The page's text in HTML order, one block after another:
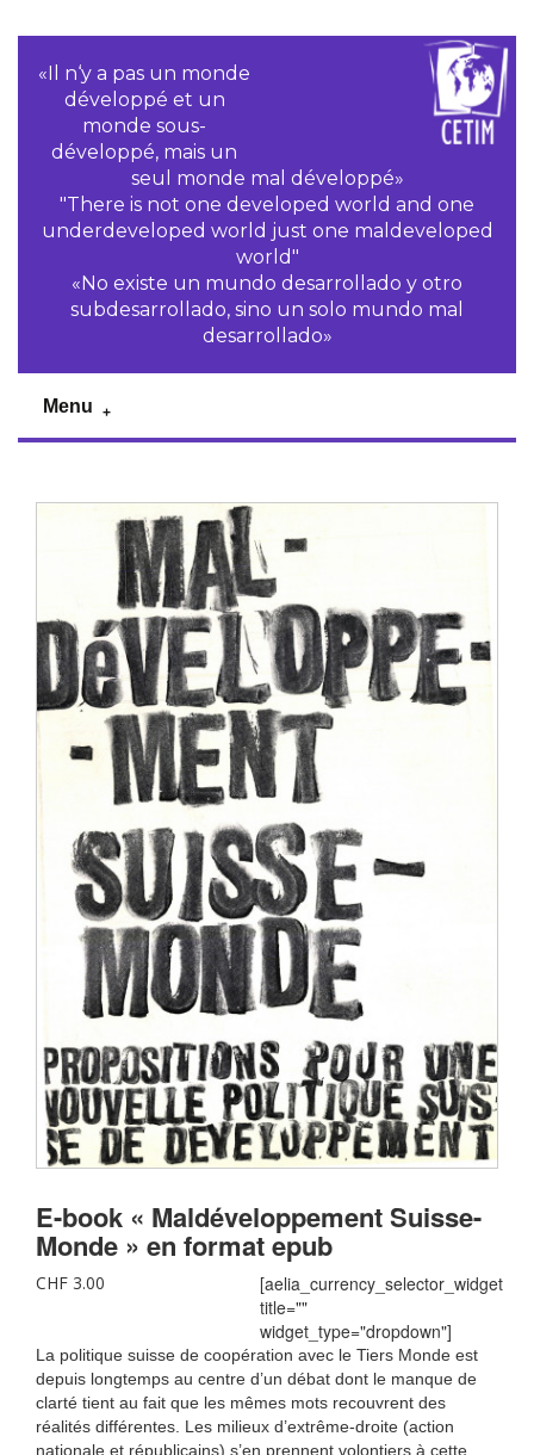
«Il n‘y a pas un monde
développé et un
monde sous-
développé, mais un
seul monde mal développé»
"There is not one developed world and one
underdeveloped world just one maldeveloped
world"
«No existe un mundo desarrollado y otro
subdesarrollado, sino un solo mundo mal
desarrollado»
Menu
E-book « Maldéveloppement Suisse-
Monde » en format epub
[aelia_currency_selector_widget
title=""
widget_type="dropdown"]
CHF 3.00
La politique suisse de coopération avec le Tiers Monde est
depuis longtemps au centre d’un débat dont le manque de
clarté tient au fait que les mêmes mots recouvrent des
réalités différentes. Les milieux d’extrême-droite (action
nationale et républicains) s’en prennent volontiers à cette